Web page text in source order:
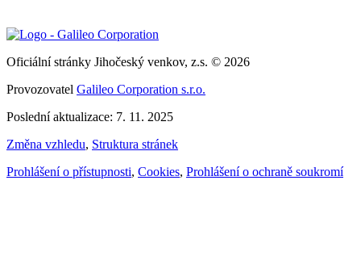
Oficiální stránky Jihočeský venkov, z.s. © 2026
Provozovatel Galileo Corporation s.r.o.
Poslední aktualizace: 7. 11. 2025
Změna vzhledu, Struktura stránek
Prohlášení o přístupnosti, Cookies, Prohlášení o ochraně soukromí